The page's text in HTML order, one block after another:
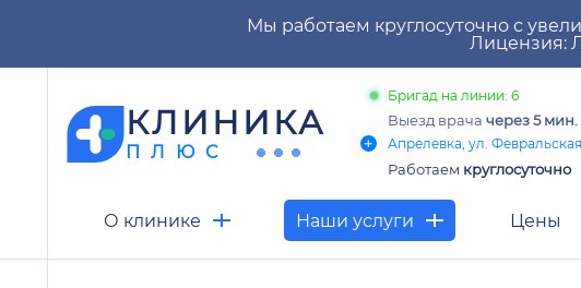
Мы работаем круглосуточно с
Лицензия:
КЛИНИКА
ПЛЮС
Бригад на линии: 6
Выезд врача через 5 мин.
Апрелевка, ул.
Работаем круглосуточно
О клинике Наши услуги Цены